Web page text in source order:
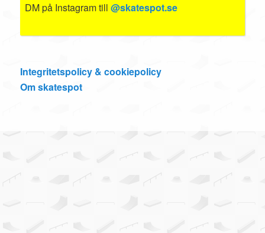
DM på Instagram till@skatespot.se
Integritetspolicy & cookiepolicy
Om skatespot